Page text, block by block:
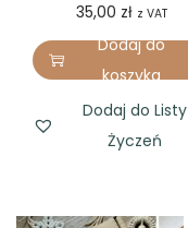
35,00 zł z VAT
Dodaj do
koszyka
Dodaj do Listy
Życzeń